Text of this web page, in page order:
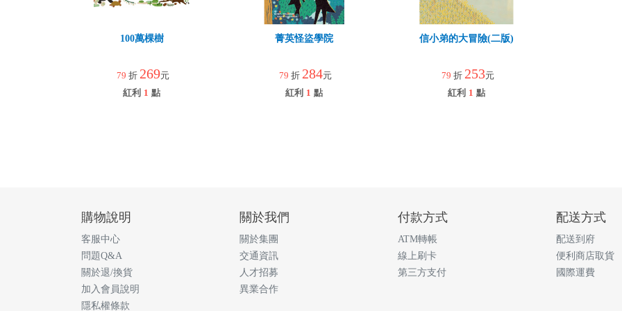
100萬棵樹
79 折 269元
紅利 1 點
菁英怪盜學院
79 折 284元
紅利 1 點
信小弟的大冒險(二版)
79 折 253元
紅利 1 點
購物說明
客服中心
問題Q&A
關於退/換貨
加入會員說明
隱私權條款
關於我們
關於集團
交通資訊
人才招募
異業合作
付款方式
ATM轉帳
線上刷卡
第三方支付
配送方式
配送到府
便利商店取貨
國際運費